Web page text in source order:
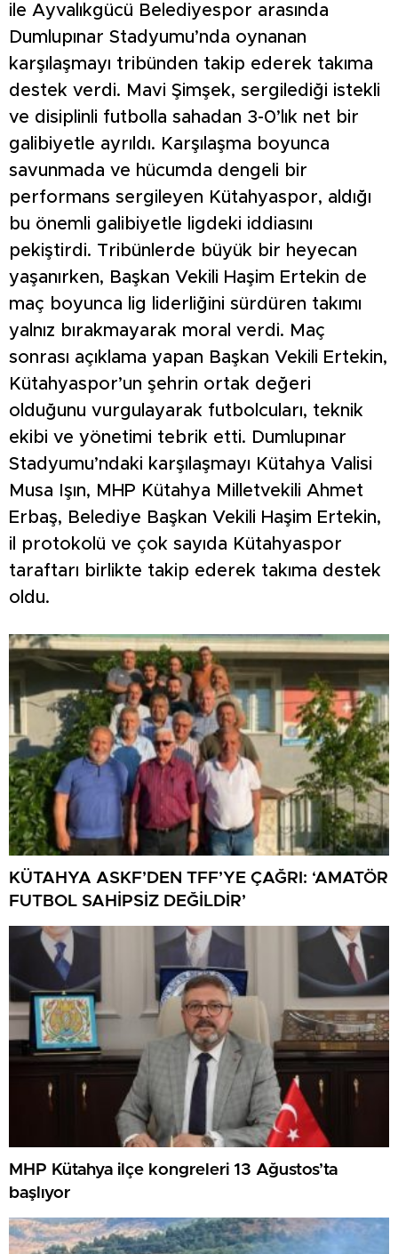
ile Ayvalıkgücü Belediyespor arasında
Dumlupınar Stadyumu’nda oynanan
karşılaşmayı tribünden takip ederek takıma
destek verdi. Mavi Şimşek, sergilediği istekli
ve disiplinli futbolla sahadan 3-0’lık net bir
galibiyetle ayrıldı. Karşılaşma boyunca
savunmada ve hücumda dengeli bir
performans sergileyen Kütahyaspor, aldığı
bu önemli galibiyetle ligdeki iddiasını
pekiştirdi. Tribünlerde büyük bir heyecan
yaşanırken, Başkan Vekili Haşim Ertekin de
maç boyunca lig liderliğini sürdüren takımı
yalnız bırakmayarak moral verdi. Maç
sonrası açıklama yapan Başkan Vekili Ertekin,
Kütahyaspor’un şehrin ortak değeri
olduğunu vurgulayarak futbolcuları, teknik
ekibi ve yönetimi tebrik etti. Dumlupınar
Stadyumu’ndaki karşılaşmayı Kütahya Valisi
Musa Işın, MHP Kütahya Milletvekili Ahmet
Erbaş, Belediye Başkan Vekili Haşim Ertekin,
il protokolü ve çok sayıda Kütahyaspor
taraftarı birlikte takip ederek takıma destek
oldu.
KÜTAHYA ASKF’DEN TFF’YE ÇAĞRI: ‘AMATÖR
FUTBOL SAHİPSİZ DEĞİLDİR’
MHP Kütahya ilçe kongreleri 13 Ağustos’ta
başlıyor